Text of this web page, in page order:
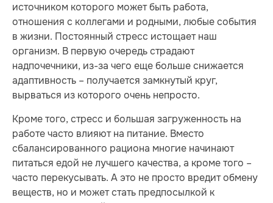
источником которого может быть работа,
отношения с коллегами и родными, любые события
в жизни. Постоянный стресс истощает наш
организм. В первую очередь страдают
надпочечники, из-за чего еще больше снижается
адаптивность – получается замкнутый круг,
вырваться из которого очень непросто.
Кроме того, стресс и большая загруженность на
работе часто влияют на питание. Вместо
сбалансированного рациона многие начинают
питаться едой не лучшего качества, а кроме того –
часто перекусывать. А это не просто вредит обмену
веществ, но и может стать предпосылкой к